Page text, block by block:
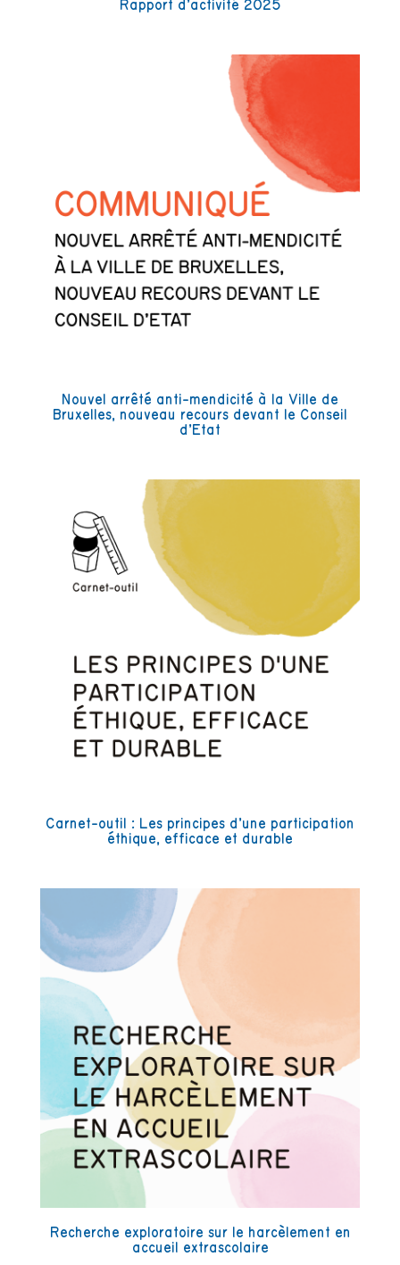
Rapport d’activité 2025
Nouvel arrêté anti-mendicité à la Ville de
Bruxelles, nouveau recours devant le Conseil
d’Etat
Carnet-outil : Les principes d’une participation
éthique, efficace et durable
Recherche exploratoire sur le harcèlement en
accueil extrascolaire